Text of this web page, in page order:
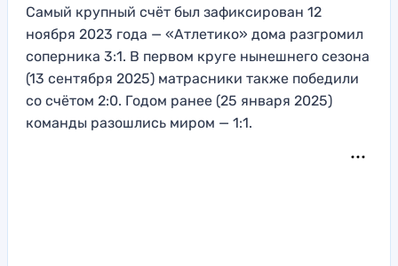
Самый крупный счёт был зафиксирован 12
ноября 2023 года — «Атлетико» дома разгромил
соперника 3:1. В первом круге нынешнего сезона
(13 сентября 2025) матрасники также победили
со счётом 2:0. Годом ранее (25 января 2025)
команды разошлись миром — 1:1.